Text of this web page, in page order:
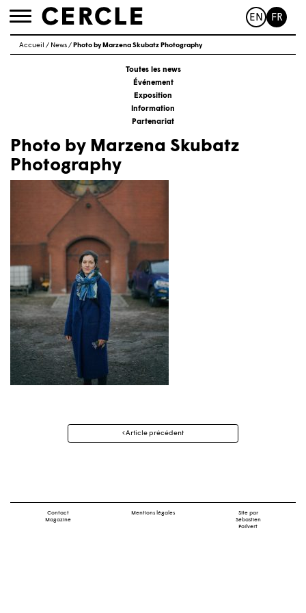
Toggle
EN FR
Accueil / News/ Photo by Marzena Skubatz Photography
Toutes les news
Événement
Exposition
Information
Partenariat
Photo by Marzena Skubatz
Photography
Navigation
Article précédent
Contact
Magazine
Mentions légales
Site par
Sébastien
Poilvert